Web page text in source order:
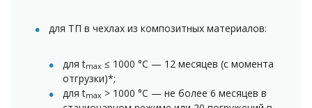
для ТП в чехлах из композитных материалов:
для tmax ≤ 1000 °C — 12 месяцев (с момента
отгрузки)*;
для tmax > 1000 °C — не более 6 месяцев в